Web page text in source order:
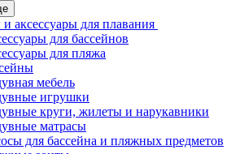
аксессуары для плавания
для бассейнов
для пляжа
мебель
игрушки
круги, жилеты и нарукавники
матрасы
для бассейна и пляжных предметов